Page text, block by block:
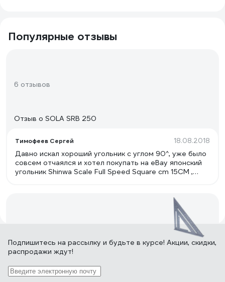
Популярные отзывы
6 отзывов
Отзыв о SOLA SRB 250
Тимофеев Сергей 18.08.2018
Давно искал хороший угольник с углом 90^, уже было
совсем отчаялся и хотел покупать на eBay японский
угольник Shinwa Scale Full Speed Square cm 15CM ,
десяток, ни одного точного, даже как то обидно за
отечественного производителя, похоже у наших
действительно руки из ж*пы растут, а ведь многие не
умеют проверять и думают, что купили угольник с
где надо и совпадают с площадкой наружной и
внутренней, цифры выгравированы с обоих сторон
металлические (во всяком случае они магнитятся), а
Подпишитесь на рассылку и будьте в курсе! Акции, скидки,
распродажи ждут!